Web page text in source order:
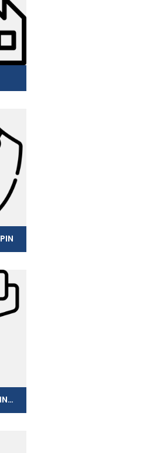
SARL ARC EN CIEL PEINTURE